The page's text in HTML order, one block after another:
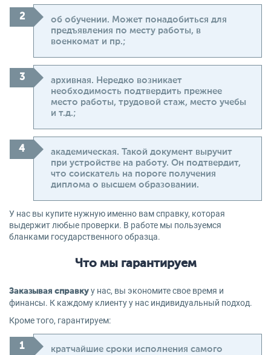
об обучении. Может понадобиться для
предъявления по месту работы, в
военкомат и пр.;
архивная. Нередко возникает
необходимость подтвердить прежнее
место работы, трудовой стаж, место учебы
и т.д.;
академическая. Такой документ выручит
при устройстве на работу. Он подтвердит,
что соискатель на пороге получения
диплома о высшем образовании.
У нас вы купите нужную именно вам справку, которая
выдержит любые проверки. В работе мы пользуемся
бланками государственного образца.
Что мы гарантируем
Заказывая справку у нас, вы экономите свое время и
финансы. К каждому клиенту у нас индивидуальный подход.
Кроме того, гарантируем:
кратчайшие сроки исполнения самого